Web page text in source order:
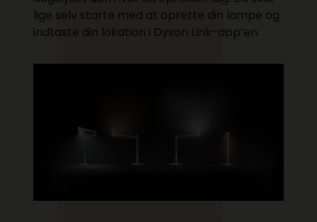
lige selv starte med at oprette din lampe og
indtaste din lokation i Dyson Link-app’en.